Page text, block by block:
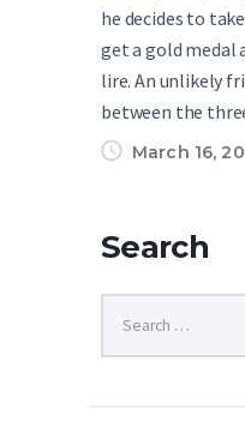
he decides to
get a gold medal
lire. An unlikely
between the
March 16,
Search